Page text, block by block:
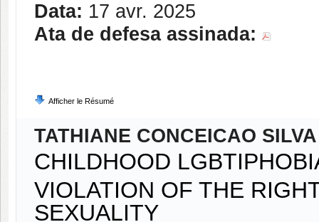
Data: 17 avr. 2025
Ata de defesa assinada:
Afficher le Résumé
TATHIANE CONCEICAO
CHILDHOOD
VIOLATION OF THE
SEXUALITY